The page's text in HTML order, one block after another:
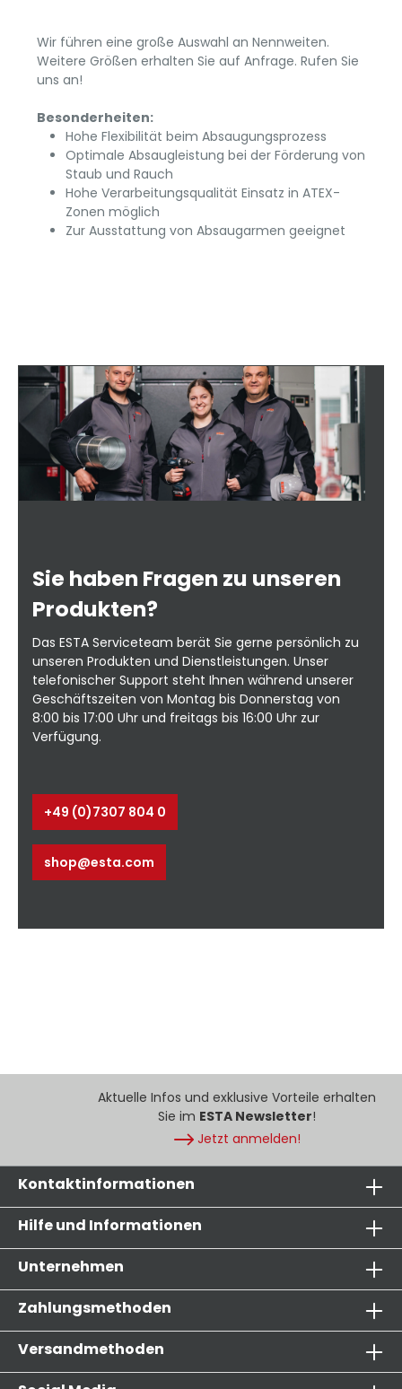
Wir führen eine große Auswahl an Nennweiten.
Weitere Größen erhalten Sie auf Anfrage. Rufen Sie
uns an!
Besonderheiten:
Hohe Flexibilität beim Absaugungsprozess
Optimale Absaugleistung bei der Förderung von
Staub und Rauch
Hohe Verarbeitungsqualität Einsatz in ATEX-
Zonen möglich
Zur Ausstattung von Absaugarmen geeignet
Sie haben Fragen zu unseren
Produkten?
Das ESTA Serviceteam berät Sie gerne persönlich zu
unseren Produkten und Dienstleistungen. Unser
telefonischer Support steht Ihnen während unserer
Geschäftszeiten von Montag bis Donnerstag von
8:00 bis 17:00 Uhr und freitags bis 16:00 Uhr zur
Verfügung.
+49 (0)7307 804 0
shop@esta.com
Aktuelle Infos und exklusive Vorteile erhalten
Sie im ESTA Newsletter!
Jetzt anmelden!
Kontaktinformationen
Hilfe und Informationen
Unternehmen
Zahlungsmethoden
Versandmethoden